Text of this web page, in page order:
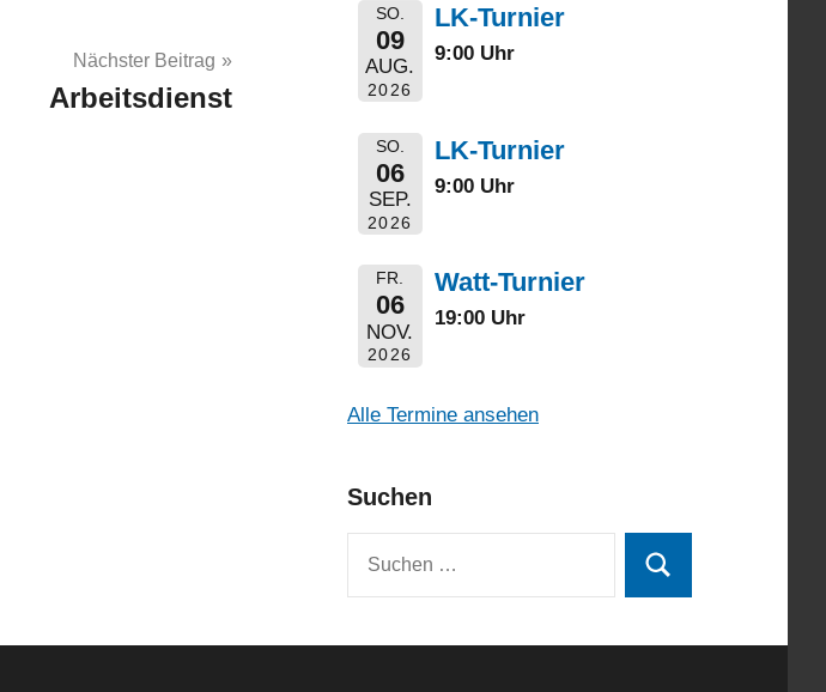
Nächster Beitrag
Arbeitsdienst
SO.
09
AUG.
2026
LK-Turnier
9:00 Uhr
SO.
06
SEP.
2026
LK-Turnier
9:00 Uhr
FR.
06
NOV.
2026
Watt-Turnier
19:00 Uhr
Alle Termine ansehen
Suchen
Suchen